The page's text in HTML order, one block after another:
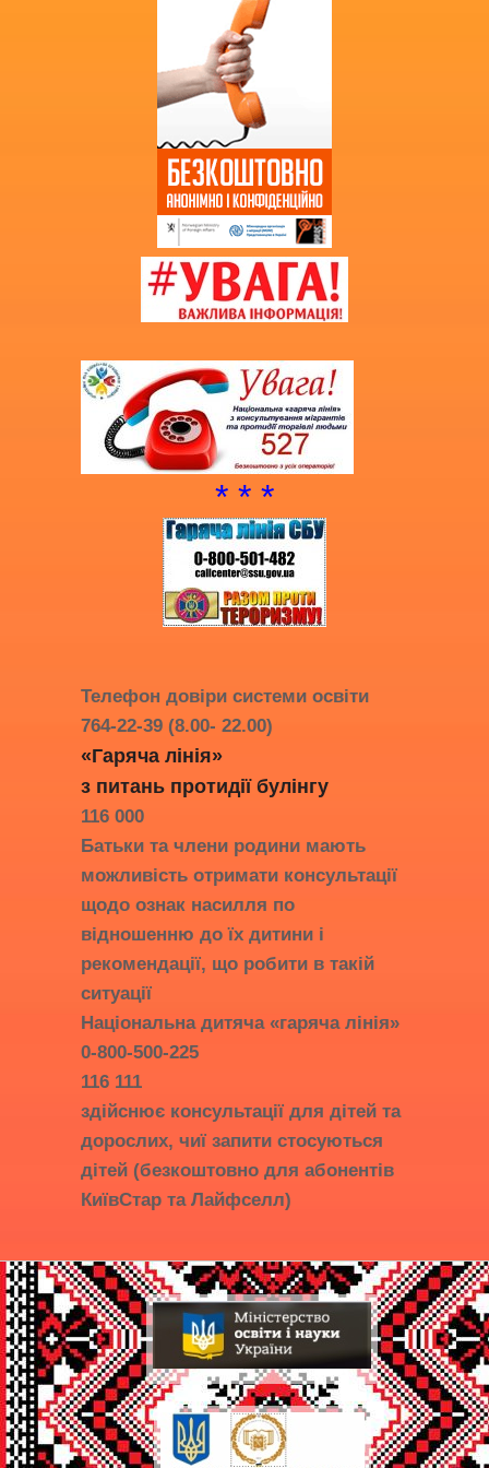
Витяг з протоколу про випуск
учнів (вихованців)
НМТ 2025
* * *
Телефон довіри системи освіти
764-22-39 (8.00- 22.00)
«Гаряча лінія»
з питань протидії булінгу
116 000
Батьки та члени родини мають
можливість отримати консультації
щодо ознак насилля по
відношенню до їх дитини і
рекомендації, що робити в такій
ситуації
Національна дитяча «гаряча лінія»
0-800-500-225
116 111
здійснює консультації для дітей та
дорослих, чиї запити стосуються
дітей (безкоштовно для абонентів
КиївСтар та Лайфселл)